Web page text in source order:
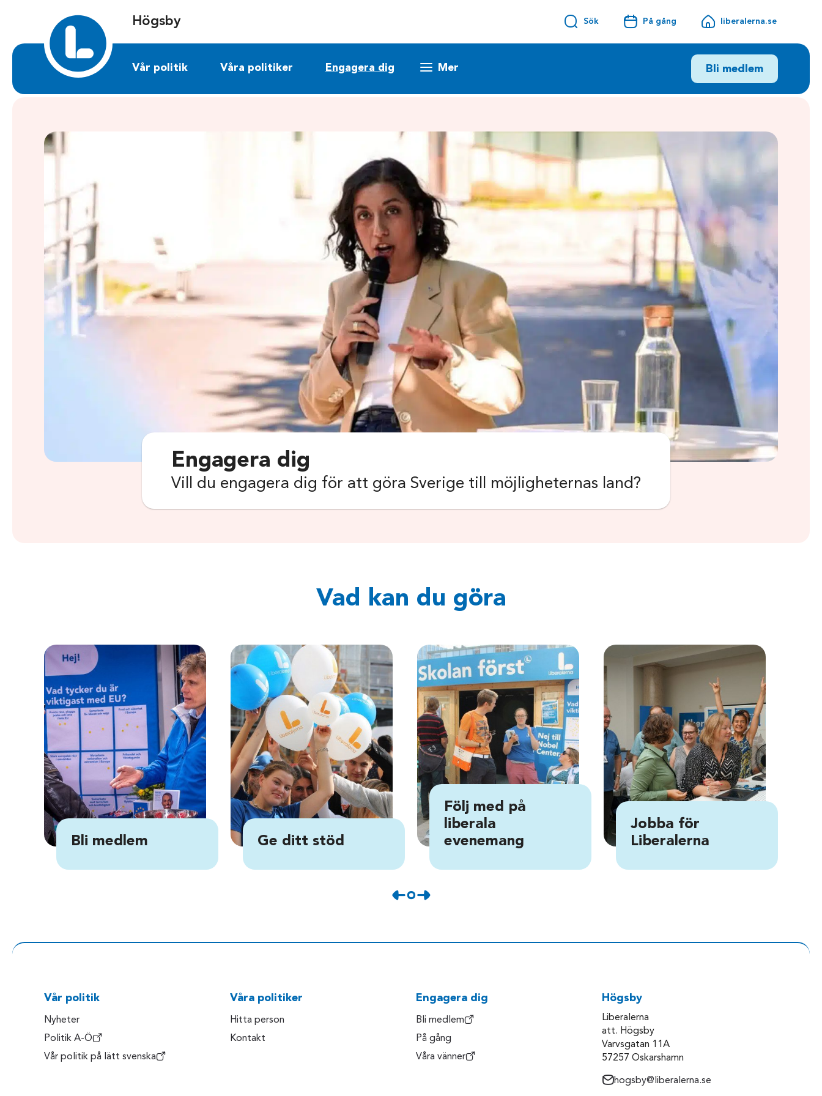
Högsby Sök På gång liberalerna.se
Vår politik Våra politiker Engagera dig Mer Bli medlem
Engagera dig
Vill du engagera dig för att göra Sverige till möjligheternas land?
Vad kan du göra
Bli medlem Ge ditt stöd
Följ med på
liberala
evenemang
Jobba för
Liberalerna
Vår politik
Nyheter
Politik A-Ö
Vår politik på lätt svenska
Våra politiker
Hitta person
Kontakt
Engagera dig
Bli medlem
På gång
Våra vänner
Högsby
Liberalerna
att. Högsby
Varvsgatan 11A
57257 Oskarshamn
hogsby@liberalerna.se